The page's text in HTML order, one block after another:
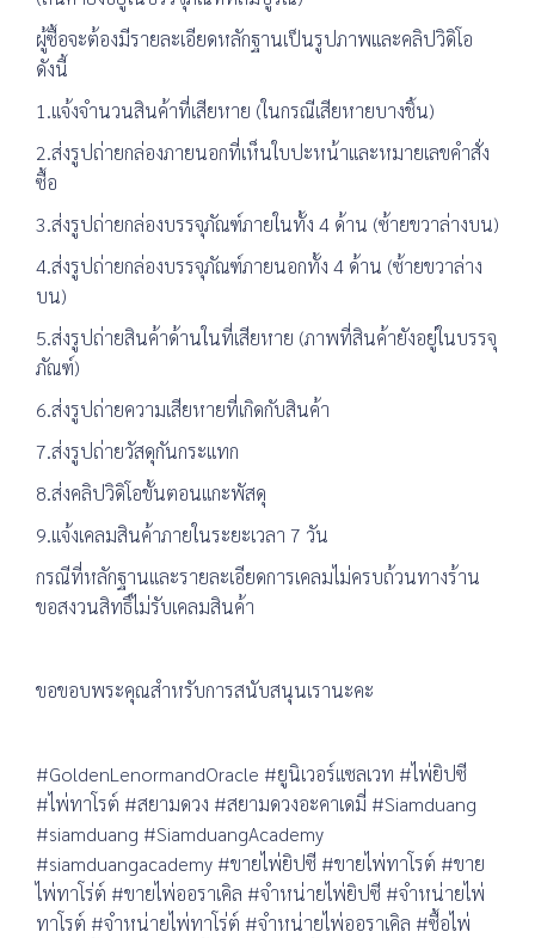
ผู้ซื้อจะต้องมีรายละเอียดหลักฐานเป็นรูปภาพและคลิปวิดิโอ
ดังนี้
1.แจ้งจำนวนสินค้าที่เสียหาย (ในกรณีเสียหายบางชิ้น)
2.ส่งรูปถ่ายกล่องภายนอกที่เห็นใบปะหน้าและหมายเลขคำสั่ง
ซื้อ
3.ส่งรูปถ่ายกล่องบรรจุภัณฑ์ภายในทั้ง 4 ด้าน (ซ้ายขวาล่างบน)
4.ส่งรูปถ่ายกล่องบรรจุภัณฑ์ภายนอกทั้ง 4 ด้าน (ซ้ายขวาล่าง
บน)
5.ส่งรูปถ่ายสินค้าด้านในที่เสียหาย (ภาพที่สินค้ายังอยู่ในบรรจุ
ภัณฑ์)
6.ส่งรูปถ่ายความเสียหายที่เกิดกับสินค้า
7.ส่งรูปถ่ายวัสดุกันกระแทก
8.ส่งคลิปวิดิโอขั้นตอนแกะพัสดุ
9.แจ้งเคลมสินค้าภายในระยะเวลา 7 วัน
กรณีที่หลักฐานและรายละเอียดการเคลมไม่ครบถ้วนทางร้าน
ขอสงวนสิทธิ์ไม่รับเคลมสินค้า
ขอขอบพระคุณสำหรับการสนับสนุนเรานะคะ
#GoldenLenormandOracle #ยูนิเวอร์แซลเวท #ไพ่ยิปซี
#ไพ่ทาโรต์ #สยามดวง #สยามดวงอะคาเดมี่ #Siamduang
#siamduang #SiamduangAcademy
#siamduangacademy #ขายไพ่ยิปซี #ขายไพ่ทาโรต์ #ขาย
ไพ่ทาโร่ต์ #ขายไพ่ออราเคิล #จำหน่ายไพ่ยิปซี #จำหน่ายไพ่
ทาโรต์ #จำหน่ายไพ่ทาโร่ต์ #จำหน่ายไพ่ออราเคิล #ซื้อไพ่